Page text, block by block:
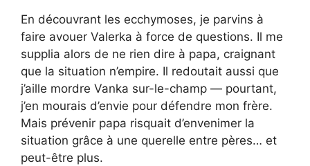
En découvrant les ecchymoses, je parvins à
faire avouer Valerka à force de questions. Il me
supplia alors de ne rien dire à papa, craignant
que la situation n’empire. Il redoutait aussi que
j’aille mordre Vanka sur-le-champ — pourtant,
j’en mourais d’envie pour défendre mon frère.
Mais prévenir papa risquait d’envenimer la
situation grâce à une querelle entre pères… et
peut-être plus.